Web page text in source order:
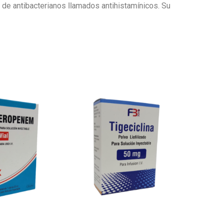
antibacterianos llamados antihistamínicos. Su